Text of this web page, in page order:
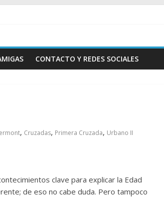
CONTACTO Y REDES SOCIALES
, Cruzadas, Primera Cruzada, Urbano II
clave para explicar la Edad
de eso no cabe duda. Pero tampoco